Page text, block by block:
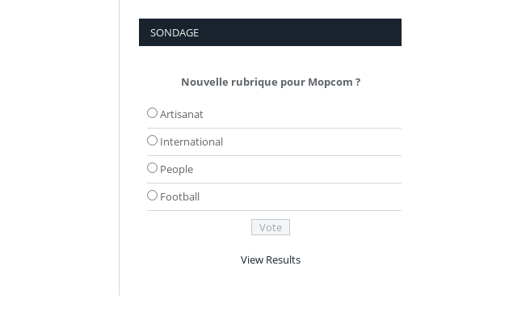
SONDAGE
Nouvelle rubrique pour Mopcom ?
Artisanat
International
People
Football
View Results